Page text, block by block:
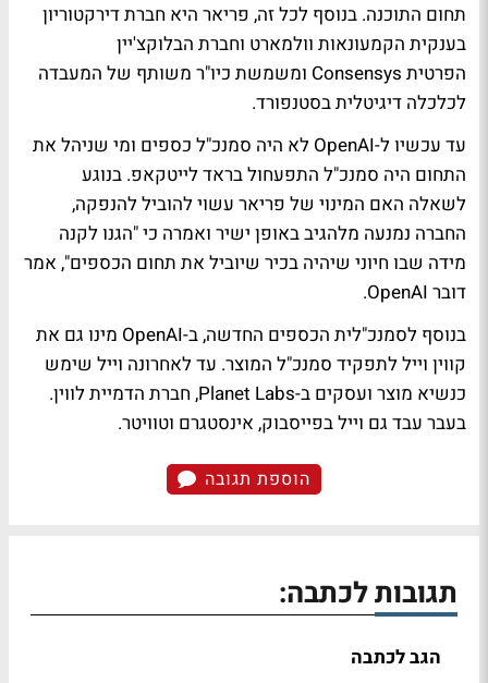
תחום התוכנה. בנוסף לכל זה, פריאר היא חברת דירקטוריון
בענקית הקמעונאות וולמארט וחברת הבלוקצ'יין
הפרטית Consensys ומשמשת כיו"ר משותף של המעבדה
לכלכלה דיגיטלית בסטנפורד.
עד עכשיו ל-OpenAI לא היה סמנכ"ל כספים ומי שניהל את
התחום היה סמנכ"ל התפעחול בראד לייטקאפ. בנוגע
לשאלה האם המינוי של פריאר עשוי להוביל להנפקה,
החברה נמנעה מלהגיב באופן ישיר ואמרה כי "הגנו לקנה
מידה שבו חיוני שיהיה בכיר שיוביל את תחום הכספים", אמר
דובר OpenAI.
בנוסף לסמנכ"לית הכספים החדשה, ב-OpenAI מינו גם את
קווין וייל לתפקיד סמנכ"ל המוצר. עד לאחרונה וייל שימש
כנשיא מוצר ועסקים ב-Planet Labs, חברת הדמיית לווין.
בעבר עבד גם וייל בפייסבוק, אינסטגרם וטוויטר.
הוספת תגובה
תגובות לכתבה:
הגב לכתבה